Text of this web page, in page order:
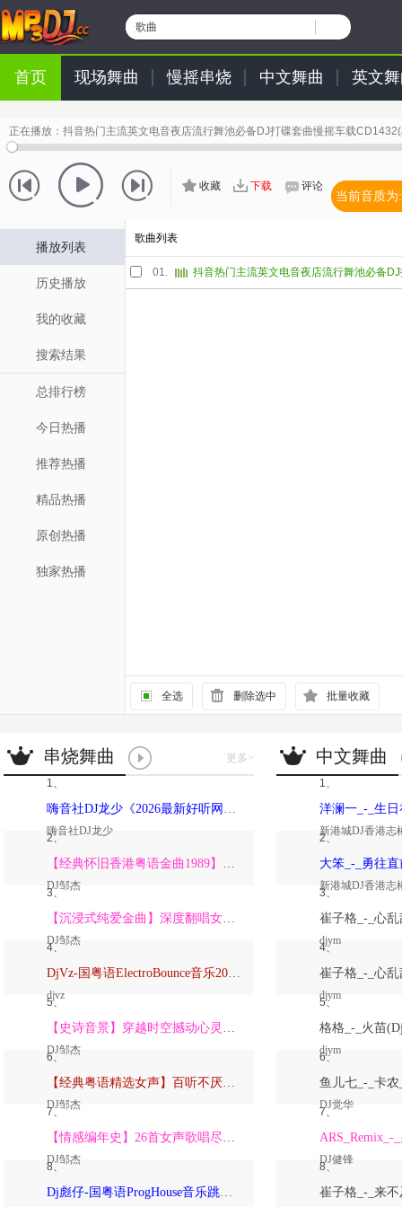
歌曲
首页 现场舞曲 慢摇串烧 中文舞曲 英文
正在播放： 抖音热门主流英文电音夜店流行舞池必备DJ打碟套曲慢摇车载
收藏 下载 评论
当前音质为:
播放列表
历史播放
我的收藏
搜索结果
总排行榜
今日热播
推荐热播
精品热播
原创热播
独家热播
歌曲列表
01.
全选 删除选中 批量收藏
串烧舞曲 更多>
1、
嗨音社DJ龙少《2026最新好听网络伤感歌曲推荐·深爱过的人一生惦记》
嗨音社DJ龙少
2、
【经典怀旧香港粤语金曲1989】高潮版【DJ邹杰】
DJ邹杰
3、
【沉浸式纯爱金曲】深度翻唱女声版【DJ邹杰】_
DJ邹杰
4、
DjVz-国粤语ElectroBounce音乐2026讲不出再见怀旧版蹦迪跳舞大碟
djvz
5、
【史诗音景】穿越时空撼动心灵的管弦乐【DJ邹杰】
DJ邹杰
6、
【经典粤语精选女声】百听不厌深度翻唱版【DJ邹杰】_
DJ邹杰
7、
【情感编年史】26首女声歌唱尽从暗恋到放下的全部【DJ邹杰】
DJ邹杰
8、
Dj彪仔-国粤语ProgHouse音乐跳舞街vs心要让你听见串烧Vol.39
中文舞曲
1、
新港城DJ香港志
2、
新港城DJ香港志
3、
djym
4、
djym
5、
djym
6、
DJ觉华
7、
DJ健锋
8、